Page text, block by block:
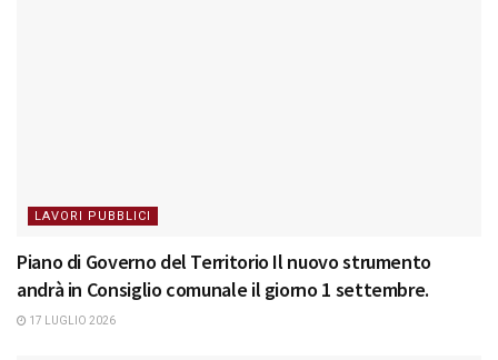
LAVORI PUBBLICI
Piano di Governo del Territorio Il nuovo strumento
andrà in Consiglio comunale il giorno 1 settembre.
17 LUGLIO 2026